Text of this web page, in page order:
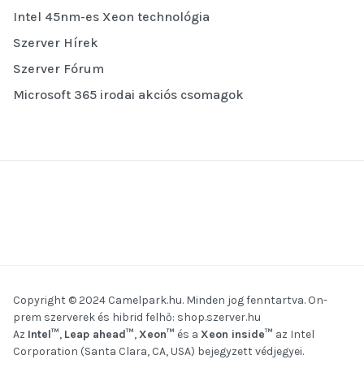
Intel 45nm-es Xeon technológia
Szerver Hírek
Szerver Fórum
Microsoft 365 irodai akciós csomagok
Copyright © 2024 Camelpark.hu. Minden jog fenntartva. On-
prem szerverek és hibrid felhő: shop.szerver.hu
Az Intel™, Leap ahead™,Xeon™ és a Xeon inside™ az Intel
Corporation (Santa Clara, CA, USA) bejegyzett védjegyei.